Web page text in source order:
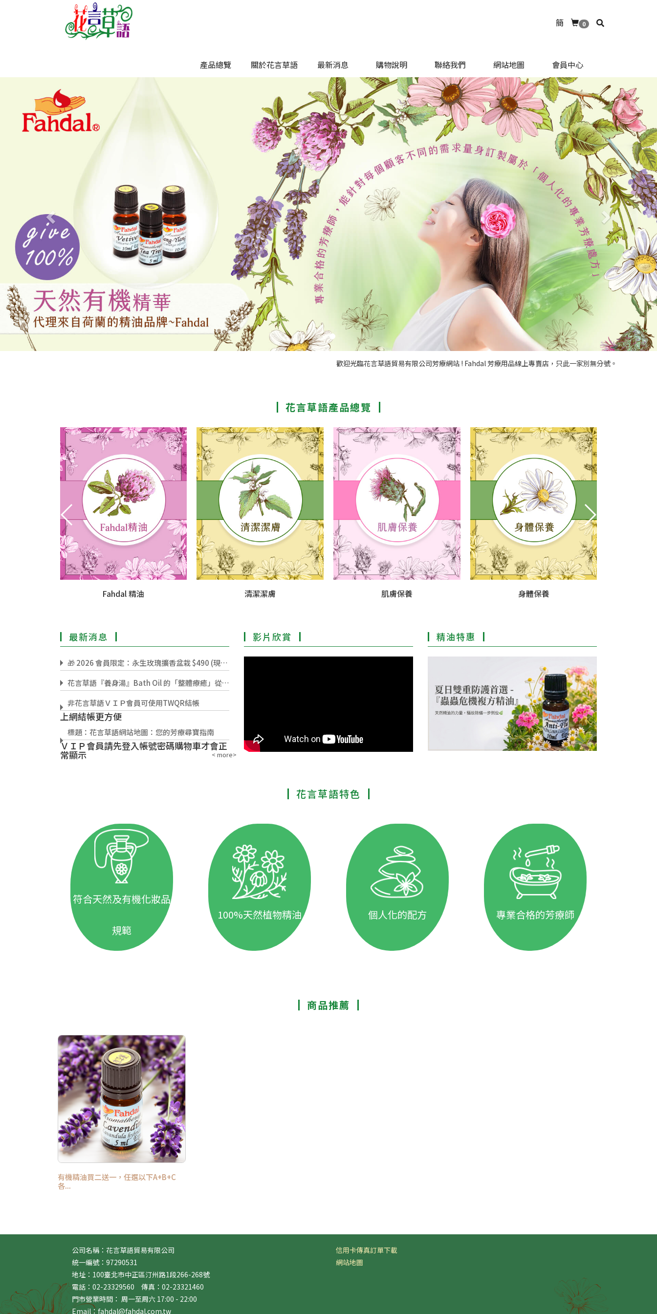
簡 0
產品總覽 關於花言草語 最新消息
最新消息
購物說明
購物說明
聯絡我們
聯絡我們
網站地圖
網站地圖
會員中心
會員中心 Next
歡迎光臨花言草語貿易有限公司芳療網站 ! Fahdal 芳療用品線上專賣店，只此一家別無分號。
花言草語產品總覽
Fahdal 精油 清潔潔膚 肌膚保養 身體保養
最新消息
🎁 2026 會員限定：永生玫瑰擴香盆栽 $490 (現省$200) 🎄
花言草語『養身湯』Bath Oil 的「整體療癒」從最基本的『成分』開始。(需先登入VIP會員帳密)
非花言草語ＶＩＰ會員可使用TWQR結帳
上網結帳更方便
標題：花言草語網站地圖：您的芳療尋寶指南
ＶＩＰ會員請先登入帳號密碼購物車才會正
常顯示 < more>
影片欣賞 精油特惠
花言草語特色
符合天然及有機化妝品
規範
100%天然植物精油 個人化的配方 專業合格的芳療師
商品推薦
有機精油買二送一，任選以下A+B+C
各...
公司名稱：花言草語貿易有限公司
統一編號：97290531
地址：100臺北市中正區汀州路1段266-268號
電話：02-23329560 傳真：02-23321460
門市營業時間： 周一至周六 17:00 - 22:00
Email：fahdal@fahdal.com.tw
信用卡傳真訂單下載
網站地圖